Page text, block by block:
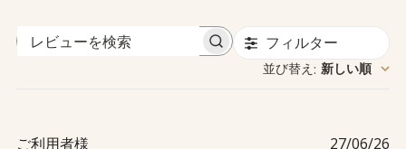
レ
フィルター
並び替え : 新しい順
ご利用者様 27/06/26